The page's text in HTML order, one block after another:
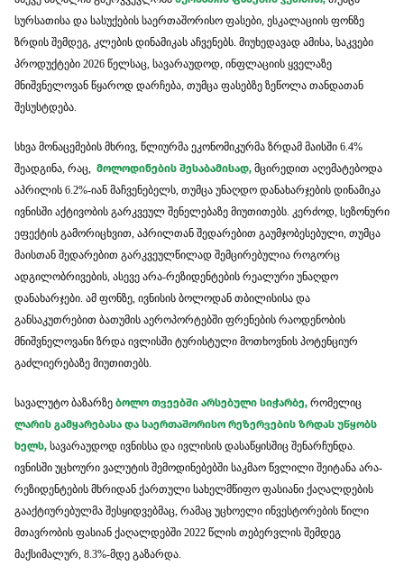
სურსათისა და სასუქების საერთაშორისო ფასები, ესკალაციის ფონზე
ზრდის შემდეგ, კლების დინამიკას აჩვენებს. მიუხედავად ამისა, საკვები
პროდუქტები 2026 წელსაც, სავარაუდოდ, ინფლაციის ყველაზე
მნიშვნელოვან წყაროდ დარჩება, თუმცა ფასებზე ზეწოლა თანდათან
შესუსტდება.
სხვა მონაცემების მხრივ, წლიურმა ეკონომიკურმა ზრდამ მაისში 6.4%
შეადგინა, რაც, მოლოდინების შესაბამისად, მცირედით აღემატებოდა
აპრილის 6.2%-იან მაჩვენებელს, თუმცა უნაღდო დანახარჯების დინამიკა
ივნისში აქტივობის გარკვეულ შენელებაზე მიუთითებს. კერძოდ, სეზონური
ეფექტის გამორიცხვით, აპრილთან შედარებით გაუმჯობესებული, თუმცა
მაისთან შედარებით გარკვეულწილად შემცირებულია როგორც
ადგილობრივების, ასევე არა-რეზიდენტების რეალური უნაღდო
დანახარჯები. ამ ფონზე, ივნისის ბოლოდან თბილისისა და
განსაკუთრებით ბათუმის აეროპორტებში ფრენების რაოდენობის
მნიშვნელოვანი ზრდა ივლისში ტურისტული მოთხოვნის პოტენციურ
გაძლიერებაზე მიუთითებს.
სავალუტო ბაზარზე ბოლო თვეებში არსებული სიჭარბე, რომელიც
ლარის გამყარებასა და საერთაშორისო რეზერვების ზრდას უწყობს
ხელს, სავარაუდოდ ივნისსა და ივლისის დასაწყისშიც შენარჩუნდა.
ივნისში უცხოური ვალუტის შემოდინებებში საკმაო წვლილი შეიტანა არა-
რეზიდენტების მხრიდან ქართული სახელმწიფო ფასიანი ქაღალდების
გააქტიურებულმა შესყიდვებმაც, რამაც უცხოელი ინვესტორების წილი
მთავრობის ფასიან ქაღალდებში 2022 წლის თებერვლის შემდეგ
მაქსიმალურ, 8.3%-მდე გაზარდა.